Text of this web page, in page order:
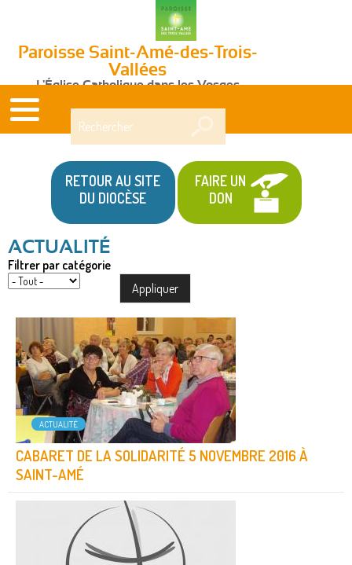
Paroisse Saint-Amé-des-Trois-
Vallées
L'Église Catholique dans les Vosges
RETOUR AU SITE
DU DIOCÈSE
FAIRE UN
DON
Filtrer par catégorie
ACTUALITÉ
CABARET DE LA SOLIDARITÉ 5 NOVEMBRE 2016 À
SAINT-AMÉ